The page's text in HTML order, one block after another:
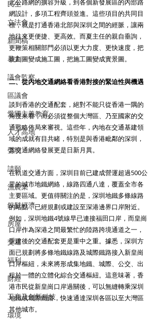
民生
立法會
新聞稿
暴力
議會監察
區議會
愛國主義教育
人才高地
聲明
請願
漁農業
銀髮經濟
房屋
交通
福利
財經
工商及創新科技
環境
北公路網的擴容升級，到各個新發展區的內部路
網設計，多項工程齊頭並進。這些項目的共同目
標，就是打通香港北部與深圳之間的經脈，讓兩
地往來更便捷、更高效。而夏主任的親自垂詢，
更鞭策相關部門必須以更大力度、更快速度，把
規劃圖變成施工圖，把施工圖變成實景圖。
二、從內地交通網絡看香港對接的緊迫性與機遇
談到香港的交通配套，絕對不能只從香港一隅的
角度來看，而必須從整個大灣區、乃至國家的交
通戰略佈局來審視。這些年，內地在交通基建領
域的成就有目共睹，特別是與香港毗鄰的深圳，
其交通網絡發展更是日新月異。
在軌道交通方面，深圳目前已建成營運超過500公
里的城市地鐵網絡，線路四通八達，覆蓋全市各
主要區域。更值得關注的是，深圳地鐵多條線路
的站點，已經規劃或建設至深港邊界口岸附近。
例如，深圳地鐵4號線早已連接福田口岸，而皇崗
口岸作為深港之間最繁忙的陸路跨境通道之一，
重建後的交通配套更是重中之重。據悉，深圳方
面已規劃將多條地鐵線路及城際鐵路接入新皇崗
口岸樞紐，未來將形成集地鐵、城際、公交、出
租於一體的立體化綜合交通樞紐。這意味著，香
港市民從新皇崗口岸過關後，可以無縫轉乘深圳
地鐵或城際鐵路，快速通達深圳各區以至大灣區
其他城市。